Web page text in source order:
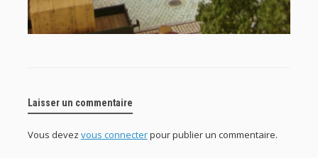
Laisser un commentaire
Vous devez vous connecterpour publier un commentaire.